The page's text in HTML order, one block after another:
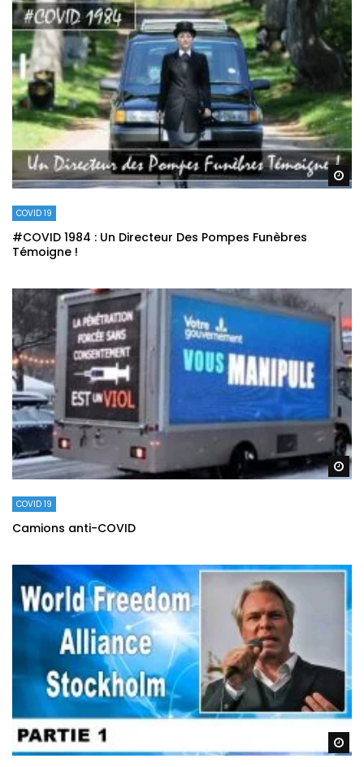
COVID 19
#COVID 1984 : Un Directeur Des Pompes Funèbres
Témoigne !
COVID 19
Camions anti-COVID